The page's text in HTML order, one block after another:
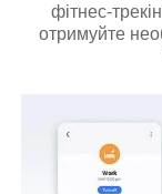
фітнес-
отримуйте